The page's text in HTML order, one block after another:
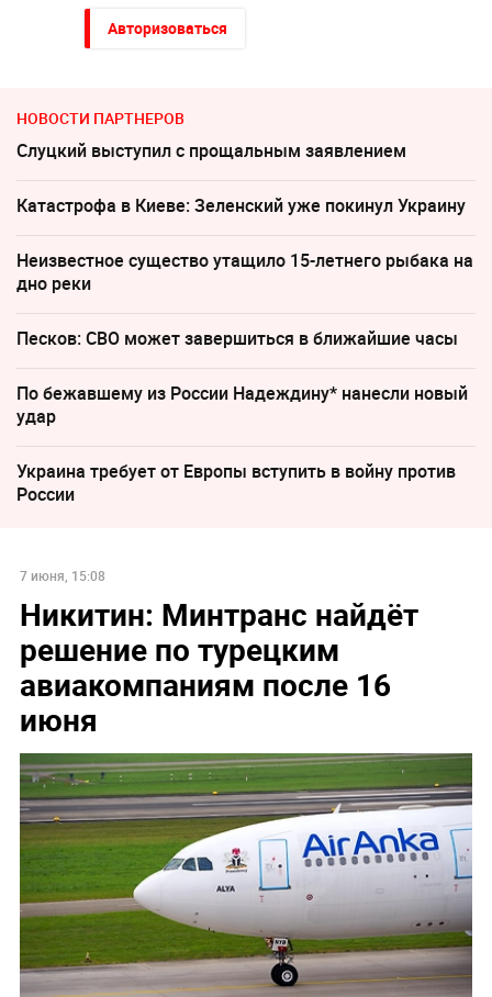
Авторизоваться
НОВОСТИ ПАРТНЕРОВ
Слуцкий выступил с прощальным заявлением
Катастрофа в Киеве: Зеленский уже покинул Украину
Неизвестное существо утащило 15-летнего рыбака на
дно реки
Песков: СВО может завершиться в ближайшие часы
По бежавшему из России Надеждину* нанесли новый
удар
Украина требует от Европы вступить в войну против
России
7 июня, 15:08
Никитин: Минтранс найдёт
решение по турецким
авиакомпаниям после 16
июня